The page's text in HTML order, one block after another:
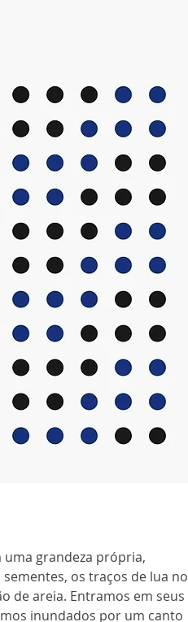
grandeza própria,
os traços de lua no
de areia. Entramos em seus
inundados por um canto